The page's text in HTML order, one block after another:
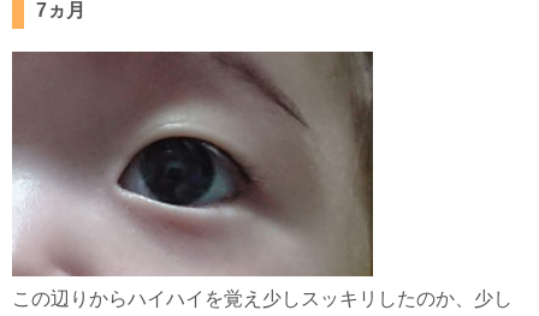
7ヵ月
この辺りからハイハイを覚え少しスッキリしたのか、少し